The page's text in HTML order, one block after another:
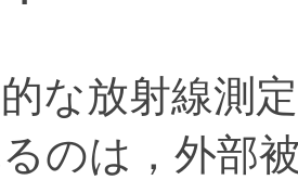
な放射線測
のは，外部